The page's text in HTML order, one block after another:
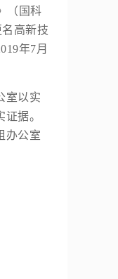
（国科
高新技
年7月
室以实
据。
办公室